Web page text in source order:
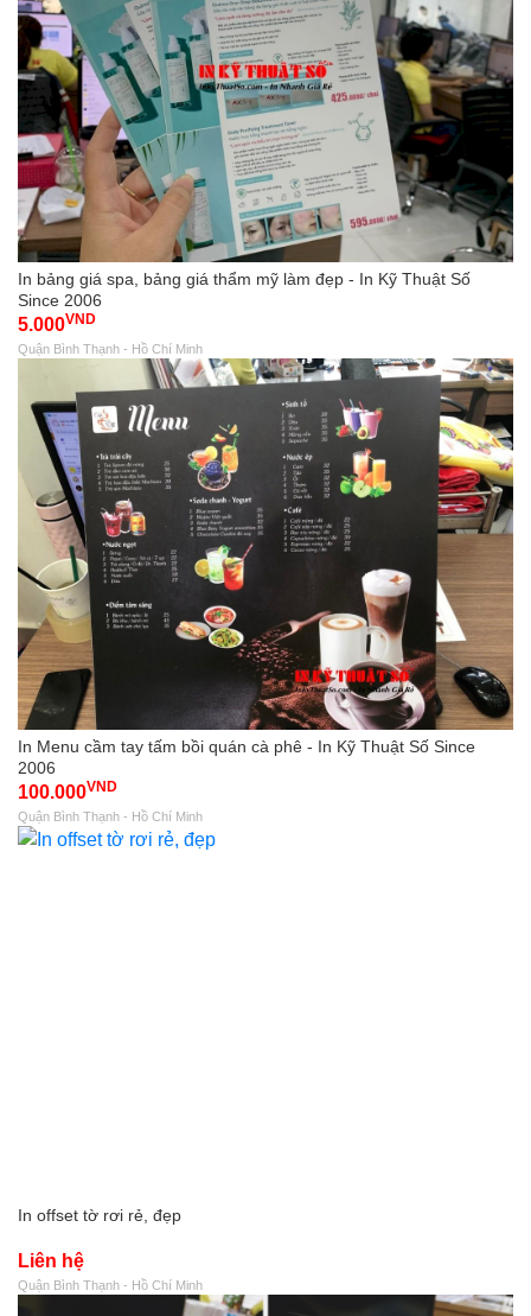
In bảng giá spa, bảng giá thẩm mỹ làm đẹp - In Kỹ Thuật Số
Since 2006
5.000VND
Quận Bình Thạnh - Hồ Chí Minh
In Menu cầm tay tấm bồi quán cà phê - In Kỹ Thuật Số Since
2006
100.000VND
Quận Bình Thạnh - Hồ Chí Minh
In offset tờ rơi rẻ, đẹp
Liên hệ
Quận Bình Thạnh - Hồ Chí Minh